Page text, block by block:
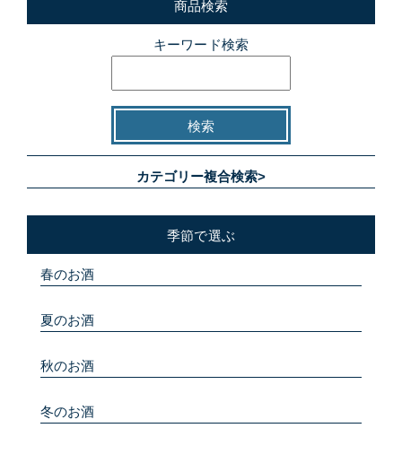
商品検索
キーワード検索
カテゴリー複合検索>
季節で選ぶ
春のお酒
夏のお酒
秋のお酒
冬のお酒